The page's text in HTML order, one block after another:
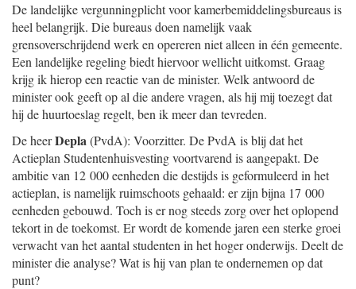
De landelijke vergunningplicht voor kamerbemiddelingsbureaus is
heel belangrijk. Die bureaus doen namelijk vaak
grensoverschrijdend werk en opereren niet alleen in één gemeente.
Een landelijke regeling biedt hiervoor wellicht uitkomst. Graag
krijg ik hierop een reactie van de minister. Welk antwoord de
minister ook geeft op al die andere vragen, als hij mij toezegt dat
hij de huurtoeslag regelt, ben ik meer dan tevreden.
De heerDepla(PvdA): Voorzitter. De PvdA is blij dat het
Actieplan Studentenhuisvesting voortvarend is aangepakt. De
ambitie van 12 000 eenheden die destijds is geformuleerd in het
actieplan, is namelijk ruimschoots gehaald: er zijn bijna 17 000
eenheden gebouwd. Toch is er nog steeds zorg over het oplopend
tekort in de toekomst. Er wordt de komende jaren een sterke groei
verwacht van het aantal studenten in het hoger onderwijs. Deelt de
minister die analyse? Wat is hij van plan te ondernemen op dat
punt?